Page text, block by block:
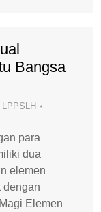
Bangsa
LPPSLH
para
dua
elemen
dengan
Elemen